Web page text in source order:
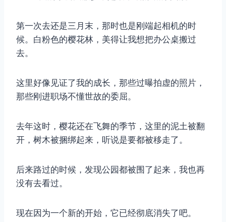
第一次去还是三月末，那时也是刚端起相机的时
候。白粉色的樱花林，美得让我想把办公桌搬过
去。
这里好像见证了我的成长，那些过曝拍虚的照片，
那些刚进职场不懂世故的委屈。
去年这时，樱花还在飞舞的季节，这里的泥土被翻
开，树木被捆绑起来，听说是要都被移走了。
后来路过的时候，发现公园都被围了起来，我也再
没有去看过。
现在因为一个新的开始，它已经彻底消失了吧。